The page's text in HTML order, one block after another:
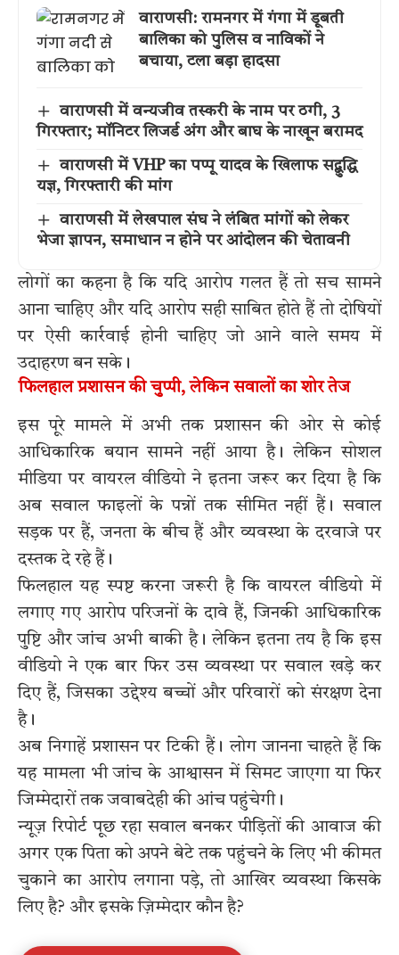
वाराणसी: रामनगर में गंगा में डूबती
बालिका को पुलिस व नाविकों ने
बचाया, टला बड़ा हादसा
वाराणसी में वन्यजीव तस्करी के नाम पर ठगी, 3
गिरफ्तार; मॉनिटर लिजर्ड अंग और बाघ के नाखून बरामद
वाराणसी में VHP का पप्पू यादव के खिलाफ सद्बुद्धि
यज्ञ, गिरफ्तारी की मांग
वाराणसी में लेखपाल संघ ने लंबित मांगों को लेकर
भेजा ज्ञापन, समाधान न होने पर आंदोलन की चेतावनी
लोगों का कहना है कि यदि आरोप गलत हैं तो सच सामने
आना चाहिए और यदि आरोप सही साबित होते हैं तो दोषियों
पर ऐसी कार्रवाई होनी चाहिए जो आने वाले समय में
उदाहरण बन सके।
फिलहाल प्रशासन की चुप्पी, लेकिन सवालों का शोर तेज
इस पूरे मामले में अभी तक प्रशासन की ओर से कोई
आधिकारिक बयान सामने नहीं आया है। लेकिन सोशल
मीडिया पर वायरल वीडियो ने इतना जरूर कर दिया है कि
अब सवाल फाइलों के पन्नों तक सीमित नहीं हैं। सवाल
सड़क पर हैं, जनता के बीच हैं और व्यवस्था के दरवाजे पर
दस्तक दे रहे हैं।
फिलहाल यह स्पष्ट करना जरूरी है कि वायरल वीडियो में
लगाए गए आरोप परिजनों के दावे हैं, जिनकी आधिकारिक
पुष्टि और जांच अभी बाकी है। लेकिन इतना तय है कि इस
वीडियो ने एक बार फिर उस व्यवस्था पर सवाल खड़े कर
दिए हैं, जिसका उद्देश्य बच्चों और परिवारों को संरक्षण देना
है।
अब निगाहें प्रशासन पर टिकी हैं। लोग जानना चाहते हैं कि
यह मामला भी जांच के आश्वासन में सिमट जाएगा या फिर
जिम्मेदारों तक जवाबदेही की आंच पहुंचेगी।
न्यूज़ रिपोर्ट पूछ रहा सवाल बनकर पीड़ितों की आवाज की
अगर एक पिता को अपने बेटे तक पहुंचने के लिए भी कीमत
चुकाने का आरोप लगाना पड़े, तो आखिर व्यवस्था किसके
लिए है? और इसके ज़िम्मेदार कौन है?